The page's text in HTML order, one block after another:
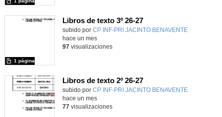
Libros de texto 3º 26-27
subido por CP INF-PRI JACINTO BENAVENTE
1 página
-
hace un mes
97visualizaciones
Libros de texto 2º 26-27
subido por CP INF-PRI JACINTO BENAVENTE-
hace un mes
77visualizaciones